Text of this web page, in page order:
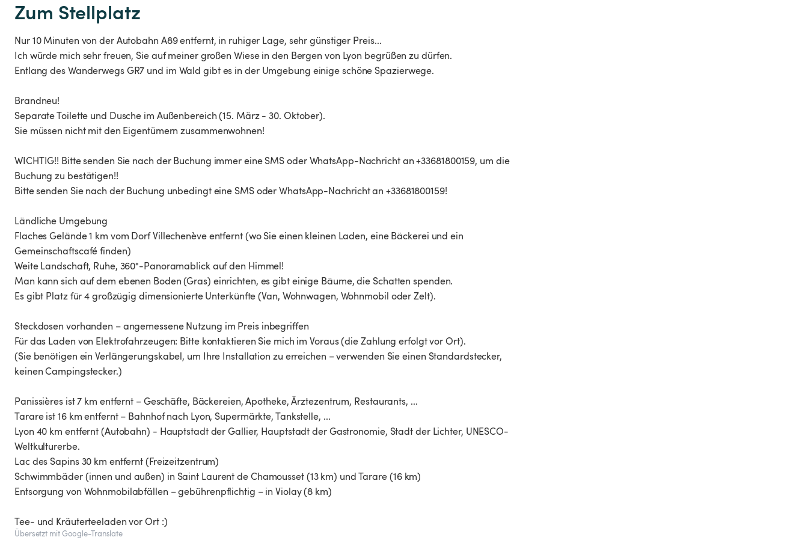
Zum Stellplatz
Nur 10 Minuten von der Autobahn A89 entfernt, in ruhiger Lage, sehr günstiger Preis...
Ich würde mich sehr freuen, Sie auf meiner großen Wiese in den Bergen von Lyon begrüßen zu dürfen.
Entlang des Wanderwegs GR7 und im Wald gibt es in der Umgebung einige schöne Spazierwege.
Brandneu!
Separate Toilette und Dusche im Außenbereich (15. März - 30. Oktober).
Sie müssen nicht mit den Eigentümern zusammenwohnen!
WICHTIG!! Bitte senden Sie nach der Buchung immer eine SMS oder WhatsApp-Nachricht an +33681800159, um die
Buchung zu bestätigen!!
Bitte senden Sie nach der Buchung unbedingt eine SMS oder WhatsApp-Nachricht an +33681800159!
Ländliche Umgebung
Flaches Gelände 1 km vom Dorf Villechenève entfernt (wo Sie einen kleinen Laden, eine Bäckerei und ein
Gemeinschaftscafé finden)
Weite Landschaft, Ruhe, 360°-Panoramablick auf den Himmel!
Man kann sich auf dem ebenen Boden (Gras) einrichten, es gibt einige Bäume, die Schatten spenden.
Es gibt Platz für 4 großzügig dimensionierte Unterkünfte (Van, Wohnwagen, Wohnmobil oder Zelt).
Steckdosen vorhanden – angemessene Nutzung im Preis inbegriffen
Für das Laden von Elektrofahrzeugen: Bitte kontaktieren Sie mich im Voraus (die Zahlung erfolgt vor Ort).
(Sie benötigen ein Verlängerungskabel, um Ihre Installation zu erreichen – verwenden Sie einen Standardstecker,
keinen Campingstecker.)
Panissières ist 7 km entfernt – Geschäfte, Bäckereien, Apotheke, Ärztezentrum, Restaurants, ...
Tarare ist 16 km entfernt – Bahnhof nach Lyon, Supermärkte, Tankstelle, ...
Lyon 40 km entfernt (Autobahn) - Hauptstadt der Gallier, Hauptstadt der Gastronomie, Stadt der Lichter, UNESCO-
Weltkulturerbe.
Lac des Sapins 30 km entfernt (Freizeitzentrum)
Schwimmbäder (innen und außen) in Saint Laurent de Chamousset (13 km) und Tarare (16 km)
Entsorgung von Wohnmobilabfällen – gebührenpflichtig – in Violay (8 km)
Tee- und Kräuterteeladen vor Ort :)
Übersetzt mit Google-Translate